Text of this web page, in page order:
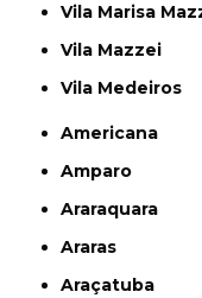
Vila Marisa
Vila Mazzei
Vila Medeiros
Americana
Amparo
Araraquara
Araras
Araçatuba